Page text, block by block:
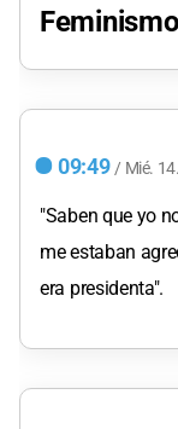
Feminismo
09:49 / Mié.
"Saben que yo
me estaban
era presidenta".